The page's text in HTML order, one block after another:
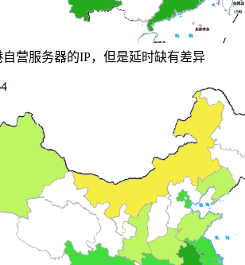
自营服务器的IP，但是延时缺有差异